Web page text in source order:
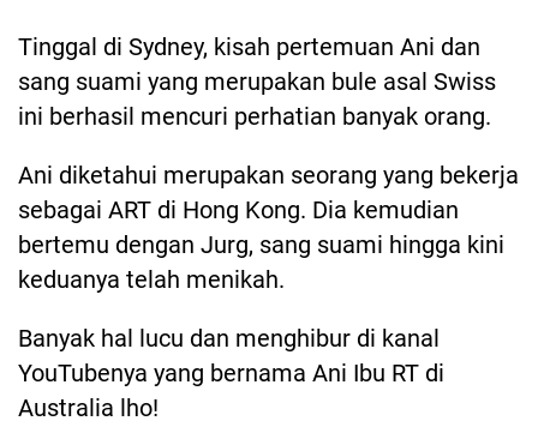
Tinggal di Sydney, kisah pertemuan Ani dan
sang suami yang merupakan bule asal Swiss
ini berhasil mencuri perhatian banyak orang.
Ani diketahui merupakan seorang yang bekerja
sebagai ART di Hong Kong. Dia kemudian
bertemu dengan Jurg, sang suami hingga kini
keduanya telah menikah.
Banyak hal lucu dan menghibur di kanal
YouTubenya yang bernama Ani Ibu RT di
Australia lho!